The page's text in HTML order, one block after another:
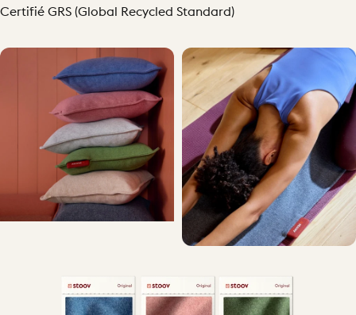
Certifié GRS (Global Recycled Standard)